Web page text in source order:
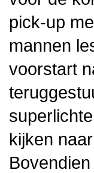
pick-up
mannen
voorstart
kijken